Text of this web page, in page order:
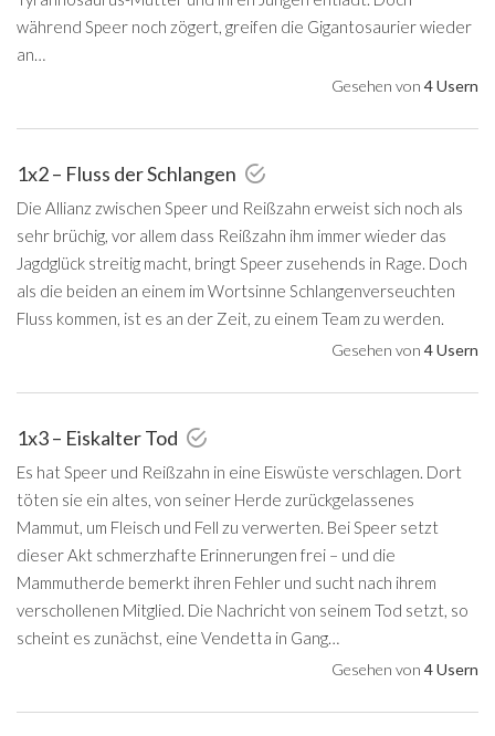
während Speer noch zögert, greifen die Gigantosaurier wieder
an…
Gesehen von 4 Usern
1x2 – Fluss der Schlangen
Die Allianz zwischen Speer und Reißzahn erweist sich noch als
sehr brüchig, vor allem dass Reißzahn ihm immer wieder das
Jagdglück streitig macht, bringt Speer zusehends in Rage. Doch
als die beiden an einem im Wortsinne Schlangenverseuchten
Fluss kommen, ist es an der Zeit, zu einem Team zu werden.
Gesehen von 4 Usern
1x3 – Eiskalter Tod
Es hat Speer und Reißzahn in eine Eiswüste verschlagen. Dort
töten sie ein altes, von seiner Herde zurückgelassenes
Mammut, um Fleisch und Fell zu verwerten. Bei Speer setzt
dieser Akt schmerzhafte Erinnerungen frei – und die
Mammutherde bemerkt ihren Fehler und sucht nach ihrem
verschollenen Mitglied. Die Nachricht von seinem Tod setzt, so
scheint es zunächst, eine Vendetta in Gang…
Gesehen von 4 Usern